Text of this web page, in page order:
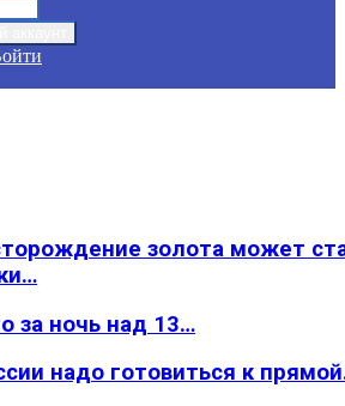
золота может
за ночь над 13…
надо готовиться к